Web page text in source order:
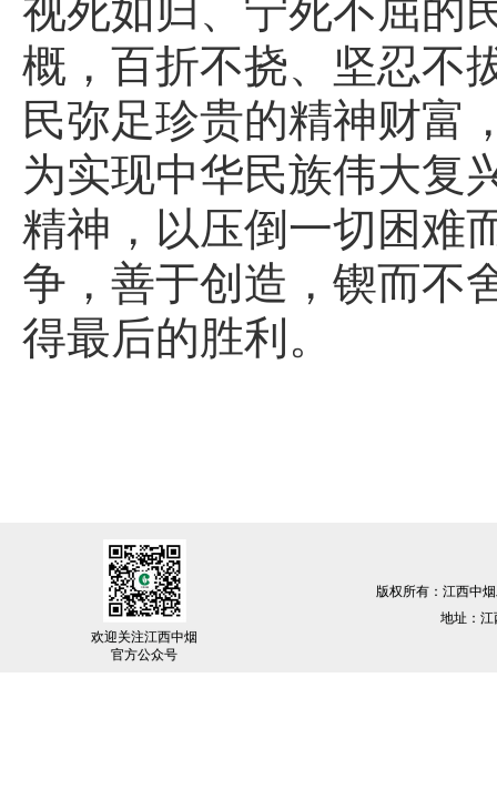
视死如归、宁死不屈的
概，百折不挠、坚忍不
民弥足珍贵的精神财富
为实现中华民族伟大复
精神，以压倒一切困难
争，善于创造，锲而不
得最后的胜利。
欢迎关注江西中烟
官方公众号
版权所有：江西中
地址：江